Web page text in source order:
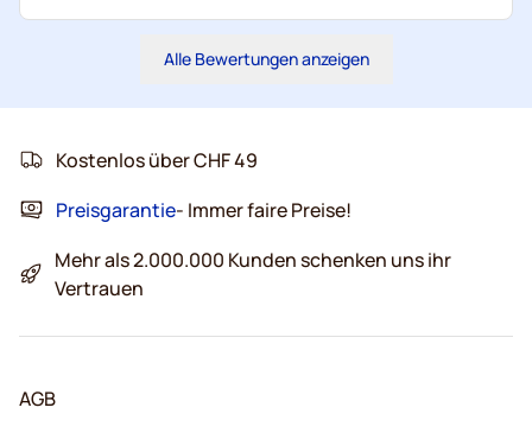
Alle Bewertungen anzeigen
Kostenlos über CHF 49
Preisgarantie- Immer faire Preise!
Mehr als 2.000.000 Kunden schenken uns ihr
Vertrauen
AGB